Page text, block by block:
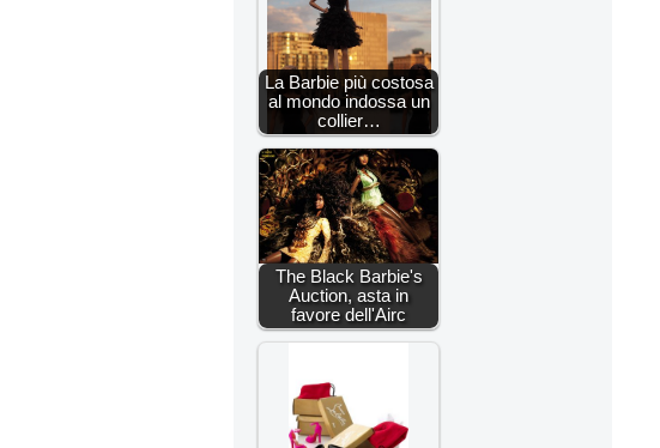
La Barbie più costosa
al mondo indossa un
collier…
The Black Barbie's
Auction, asta in
favore dell'Airc